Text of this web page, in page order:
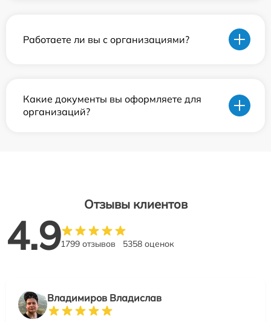
Работаете ли вы с организациями?
Какие документы вы оформляете для
организаций?
Отзывы клиентов
4.91799 отзывов 5358 оценок
Владимиров Владислав